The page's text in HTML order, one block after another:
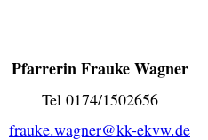
Pfarrerin Frauke Wagner
Tel 0174/1502656
frauke.wagner@kk-ekvw.de